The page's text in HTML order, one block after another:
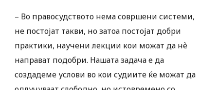
– Во правосудството нема совршени системи,
не постојат такви, но затоа постојат добри
практики, научени лекции кои можат да нѐ
направат подобри. Нашата задача е да
создадеме услови во кои судиите ќе можат да